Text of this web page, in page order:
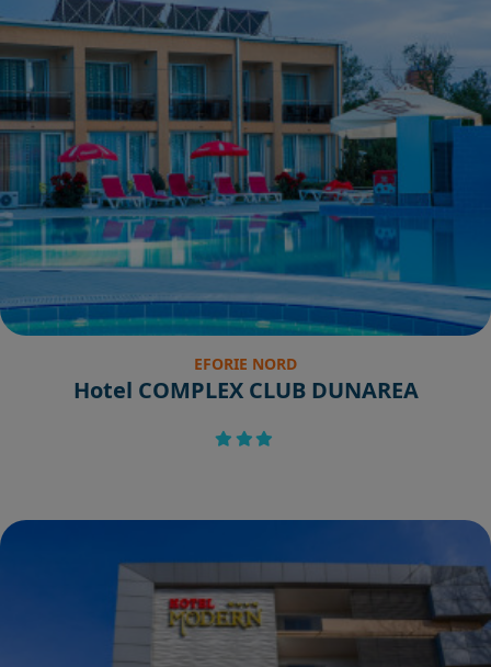
EFORIE NORD
Hotel COMPLEX CLUB DUNAREA